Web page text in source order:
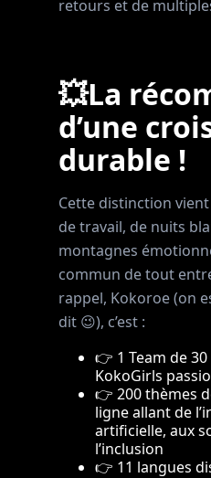
retours et de
💥La
d’une
durable !
Cette distinction
de travail, de nuits
montagnes
commun de tout
rappel, Kokoroe (on
dit 😉), c’est :
👉 1 Team de
KokoGirls
👉 200 thèmes
ligne allant de
artificielle, aux
l’inclusion
👉 11 langues